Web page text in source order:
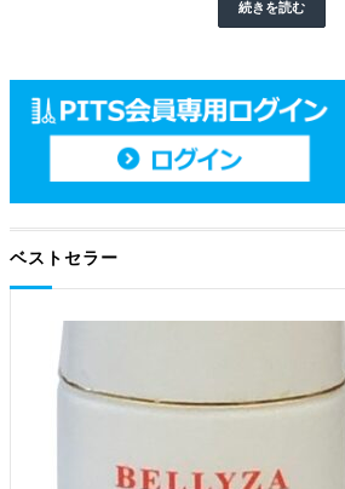
続きを読む
ベストセラー